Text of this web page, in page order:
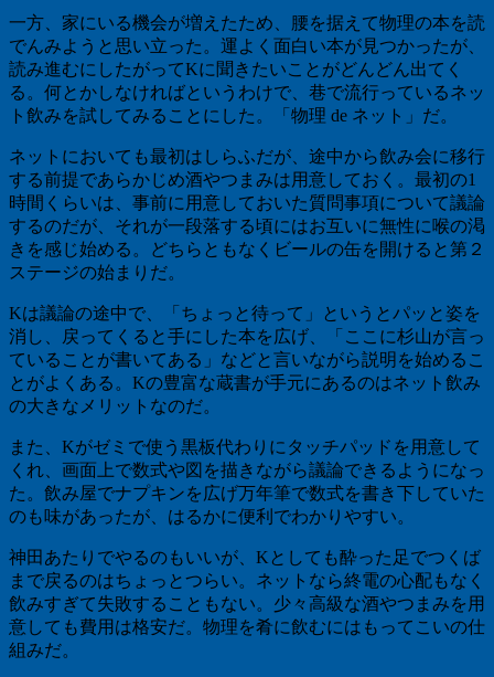
一方、家にいる機会が増えたため、腰を据えて物理の本を読
でんみようと思い立った。運よく面白い本が見つかったが、
読み進むにしたがってKに聞きたいことがどんどん出てく
る。何とかしなければというわけで、巷で流行っているネッ
ト飲みを試してみることにした。「物理 de ネット」だ。
ネットにおいても最初はしらふだが、途中から飲み会に移行
する前提であらかじめ酒やつまみは用意しておく。最初の1
時間くらいは、事前に用意しておいた質問事項について議論
するのだが、それが一段落する頃にはお互いに無性に喉の渇
きを感じ始める。どちらともなくビールの缶を開けると第２
ステージの始まりだ。
Kは議論の途中で、「ちょっと待って」というとパッと姿を
消し、戻ってくると手にした本を広げ、「ここに杉山が言っ
ていることが書いてある」などと言いながら説明を始めるこ
とがよくある。Kの豊富な蔵書が手元にあるのはネット飲み
の大きなメリットなのだ。
また、Kがゼミで使う黒板代わりにタッチパッドを用意して
くれ、画面上で数式や図を描きながら議論できるようになっ
た。飲み屋でナプキンを広げ万年筆で数式を書き下していた
のも味があったが、はるかに便利でわかりやすい。
神田あたりでやるのもいいが、Kとしても酔った足でつくば
まで戻るのはちょっとつらい。ネットなら終電の心配もなく
飲みすぎて失敗することもない。少々高級な酒やつまみを用
意しても費用は格安だ。物理を肴に飲むにはもってこいの仕
組みだ。